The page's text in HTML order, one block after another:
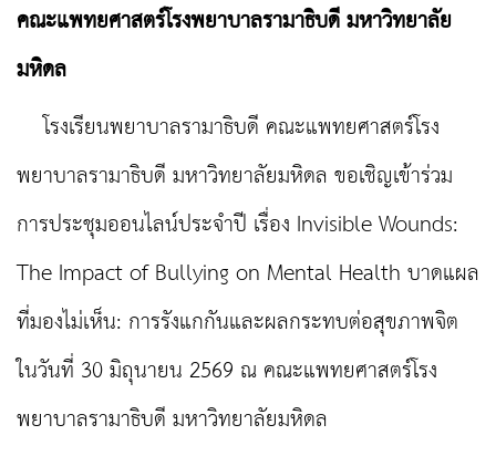
คณะแพทยศาสตร์โรงพยาบาลรามาธิบดี มหาวิทยาลัย
มหิดล
โรงเรียนพยาบาลรามาธิบดี คณะแพทยศาสตร์โรง
พยาบาลรามาธิบดี มหาวิทยาลัยมหิดล ขอเชิญเข้าร่วม
การประชุมออนไลน์ประจำปี เรื่อง Invisible Wounds:
The Impact of Bullying on Mental Health บาดแผล
ที่มองไม่เห็น: การรังแกกันและผลกระทบต่อสุขภาพจิต
ในวันที่ 30 มิถุนายน 2569 ณ คณะแพทยศาสตร์โรง
พยาบาลรามาธิบดี มหาวิทยาลัยมหิดล